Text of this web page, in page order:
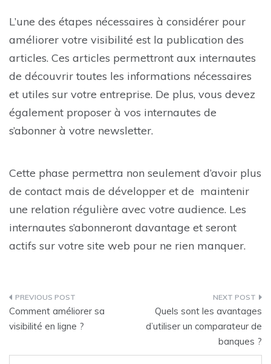
L’une des étapes nécessaires à considérer pour
améliorer votre visibilité est la publication des
articles. Ces articles permettront aux internautes
de découvrir toutes les informations nécessaires
et utiles sur votre entreprise. De plus, vous devez
également proposer à vos internautes de
s’abonner à votre newsletter.
Cette phase permettra non seulement d’avoir plus
de contact mais de développer et de maintenir
une relation régulière avec votre audience. Les
internautes s’abonneront davantage et seront
actifs sur votre site web pour ne rien manquer.
Post
navigation
Comment améliorer sa
visibilité en ligne ?
Quels sont les avantages
d’utiliser un comparateur de
banques ?